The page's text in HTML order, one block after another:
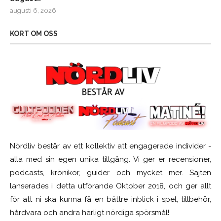
augusti 6, 2026
KORT OM OSS
Nördliv består av ett kollektiv att engagerade individer -
alla med sin egen unika tillgång. Vi ger er recensioner,
podcasts, krönikor, guider och mycket mer. Sajten
lanserades i detta utförande Oktober 2018, och ger allt
för att ni ska kunna få en bättre inblick i spel, tillbehör,
hårdvara och andra härligt nördiga spörsmål!